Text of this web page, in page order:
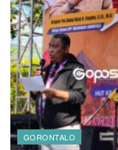
GORONTALO